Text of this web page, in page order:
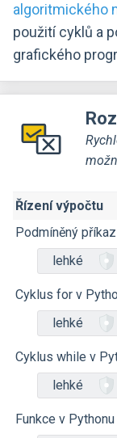
algoritmického
použití cyklů a
grafického
Řízení výpočtu
Podmíněný
lehké
Cyklus for v
lehké
Cyklus while v
lehké
Funkce v Pythonu